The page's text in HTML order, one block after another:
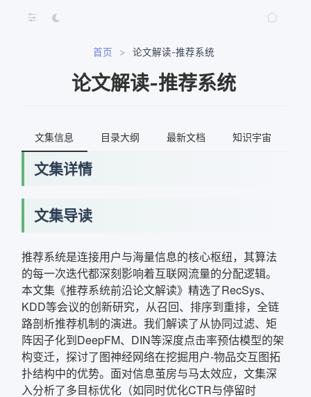
首页 > 论文解读-推荐系统
论文解读-推荐系统
文集信息 目录大纲 最新文档 知识宇宙
文集详情
文集导读
推荐系统是连接用户与海量信息的核心枢纽，其算法
的每一次迭代都深刻影响着互联网流量的分配逻辑。
本文集《推荐系统前沿论文解读》精选了RecSys、
KDD等会议的创新研究，从召回、排序到重排，全链
路剖析推荐机制的演进。我们解读了从协同过滤、矩
阵因子化到DeepFM、DIN等深度点击率预估模型的架
构变迁，探讨了图神经网络在挖掘用户-物品交互图拓
扑结构中的优势。面对信息茧房与马太效应，文集深
入分析了多目标优化（如同时优化CTR与停留时